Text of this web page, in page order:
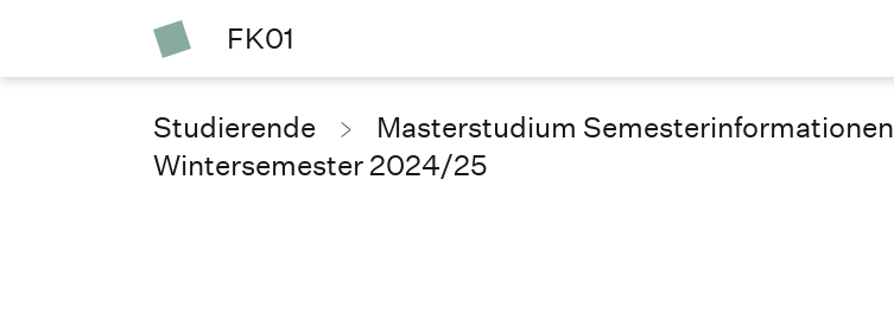
FK01
Studierende Masterstudium Semesterinformationen
Wintersemester 2024/25